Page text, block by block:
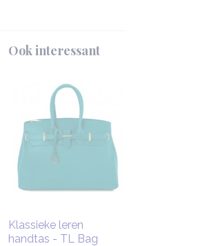
Ook interessant
Klassieke leren
handtas - TL Bag